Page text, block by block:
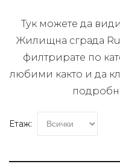
Тук можете да
Жилищна сграда
филтрирате по
любими както и да
Етаж: